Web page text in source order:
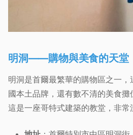
明洞——購物與美食的天堂
明洞是首爾最繁華的購物區之一
國本土品牌，還有數不清的美食攤
這是一座哥特式建築的教堂，非常